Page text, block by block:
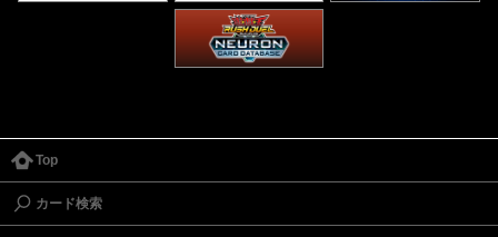
Top
カード検索